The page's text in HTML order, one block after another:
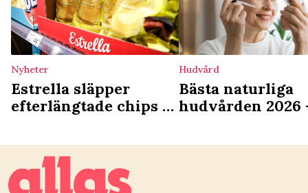
Nyheter
Estrella släpper
efterlängtade chips –
höst
Hudvård
Bästa naturliga
hudvården 2026
skönhetshyllan